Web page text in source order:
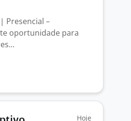
Presencial –
oportunidade para
Hoje